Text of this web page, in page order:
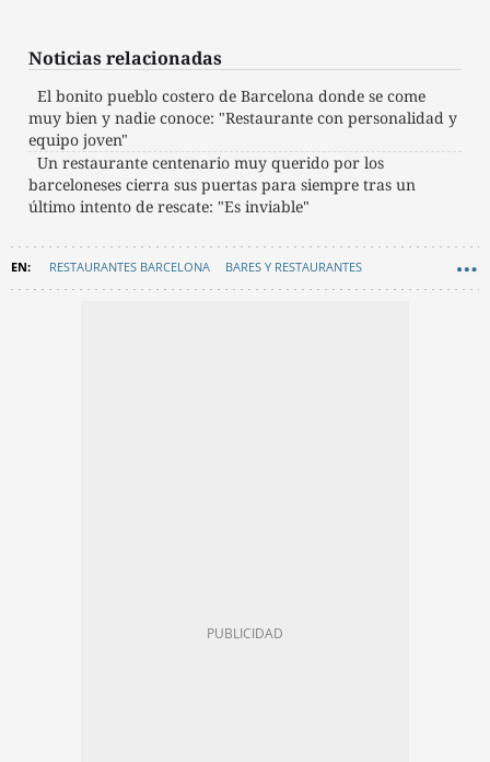
Noticias relacionadas
El bonito pueblo costero de Barcelona donde se come
muy bien y nadie conoce: "Restaurante con personalidad y
equipo joven"
Un restaurante centenario muy querido por los
barceloneses cierra sus puertas para siempre tras un
último intento de rescate: "Es inviable"
RESTAURANTES BARCELONA BARES Y RESTAURANTES